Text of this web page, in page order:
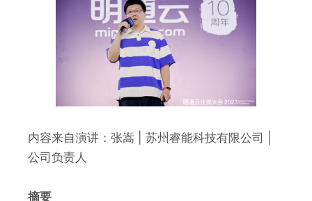
内容来自演讲：张嵩 | 苏州睿能科技有限公司 |
公司负责人
摘要